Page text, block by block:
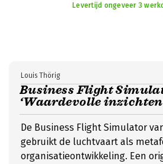
Levertijd ongeveer 3
Business Flight
‘Waardevolle inzichten
Louis Thörig
De Business Flight Simulator
gebruikt de luchtvaart als
organisatieontwikkeling. Een